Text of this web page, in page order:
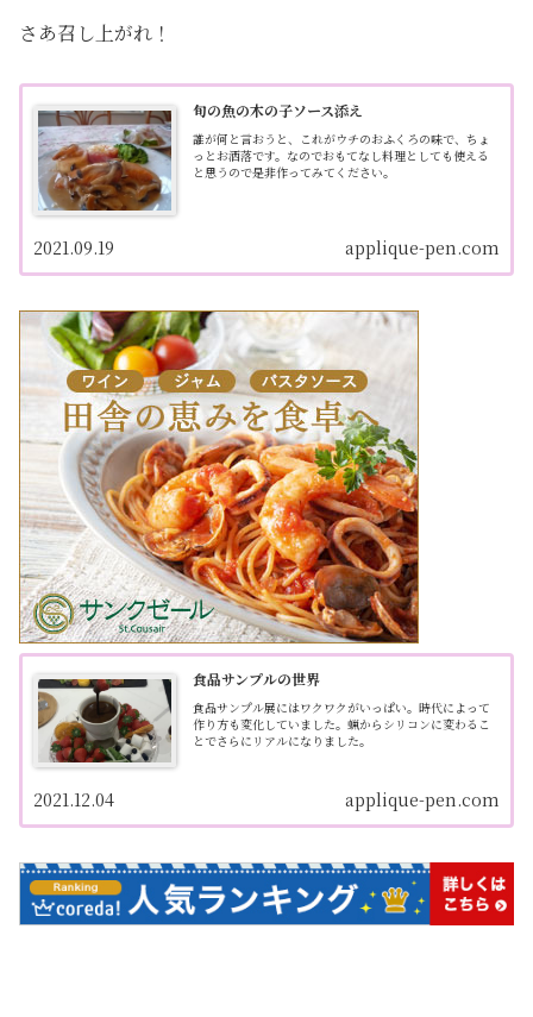
さあ召し上がれ！
旬の魚の木の子ソース添え
誰が何と言おうと、これがウチのおふくろの味で、ちょ
っとお洒落です。なのでおもてなし料理としても使える
と思うので是非作ってみてください。
applique-pen.com
2021.09.19
食品サンプルの世界
食品サンプル展にはワクワクがいっぱい。時代によって
作り方も変化していました。蝋からシリコンに変わるこ
とでさらにリアルになりました。
applique-pen.com
2021.12.04